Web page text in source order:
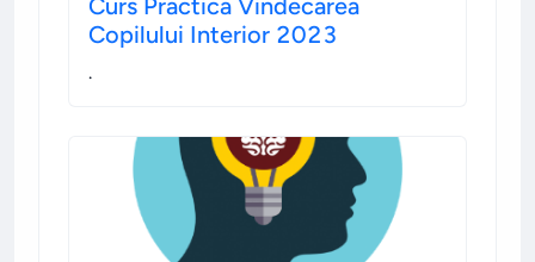
Curs Practica Vindecarea
Copilului Interior 2023
.